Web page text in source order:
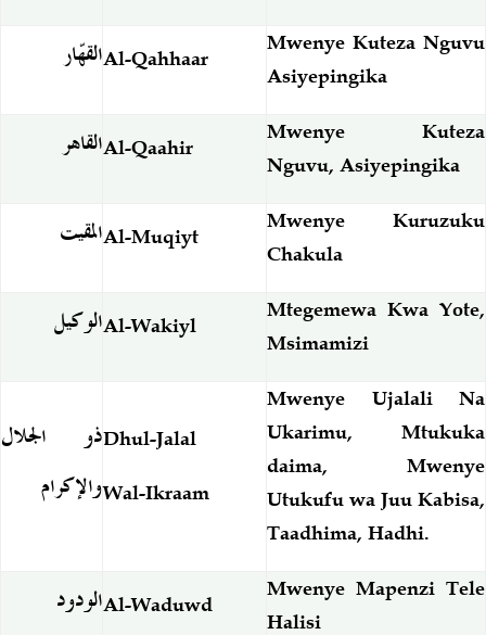
القهّارAl-Qahhaar
Mwenye Kuteza Nguvu
Asiyepingika
القاهرAl-Qaahir
Mwenye Kuteza
Nguvu, Asiyepingika
المقيتAl-Muqiyt
Mwenye Kuruzuku
Chakula
الوكيلAl-Wakiyl
Mtegemewa Kwa Yote,
Msimamizi
ذو الجلال
والإكرام
Dhul-Jalal
Wal-Ikraam
Mwenye Ujalali Na
Ukarimu, Mtukuka
daima, Mwenye
Utukufu wa Juu Kabisa,
Taadhima, Hadhi.
الودودAl-Waduwd
Mwenye Mapenzi Tele
Halisi